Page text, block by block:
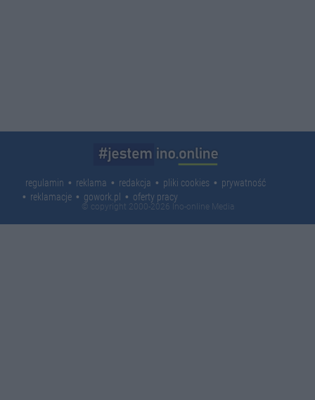
regulamin reklama redakcja pliki cookies
prywatność
reklamacje
gowork.pl oferty pracy
© copyright 2000-2026 Ino-online Media